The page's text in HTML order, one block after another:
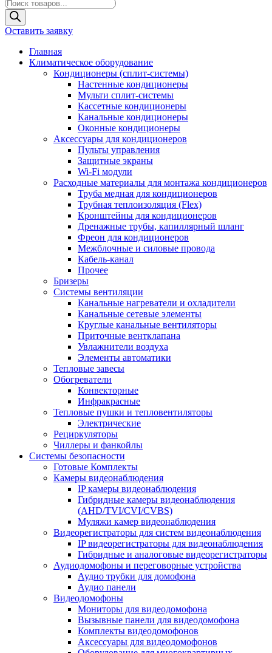
товаров
Оставить заявку
Главная
Климатическое оборудование
Кондиционеры (сплит-системы)
Настенные кондиционеры
Мульти сплит-системы
Кассетные кондиционеры
Канальные кондиционеры
Оконные кондиционеры
Аксессуары для кондиционеров
Пульты управления
Защитные экраны
Wi-Fi модули
Расходные материалы для монтажа кондиционеров
Труба медная для кондиционеров
Трубная теплоизоляция (Flex)
Кронштейны для кондиционеров
Дренажные трубы, капиллярный шланг
Фреон для кондиционеров
Межблочные и силовые провода
Кабель-канал
Прочее
Бризеры
Системы вентиляции
Канальные нагреватели и охладители
Канальные сетевые элементы
Круглые канальные вентиляторы
Приточные вентклапана
Увлажнители воздуха
Элементы автоматики
Тепловые завесы
Обогреватели
Конвекторные
Инфракрасные
Тепловые пушки и тепловентиляторы
Электрические
Рециркуляторы
Чиллеры и фанкойлы
Системы безопасности
Готовые Комплекты
Камеры видеонаблюдения
IP камеры видеонаблюдения
Гибридные камеры видеонаблюдения
(AHD/TVI/CVI/CVBS)
Муляжи камер видеонаблюдения
Видеорегистраторы для систем видеонаблюдения
IP видеорегистраторы для видеонаблюдения
Гибридные и аналоговые видеорегистраторы
Аудиодомофоны и переговорные устройства
Аудио трубки для домофона
Аудио панели
Видеодомофоны
Мониторы для видеодомофона
Вызывные панели для видеодомофона
Комплекты видеодомофонов
Аксессуары для видеодомофонов